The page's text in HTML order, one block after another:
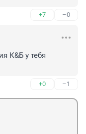
+7 –0
К&Б у тебя
+0 –1